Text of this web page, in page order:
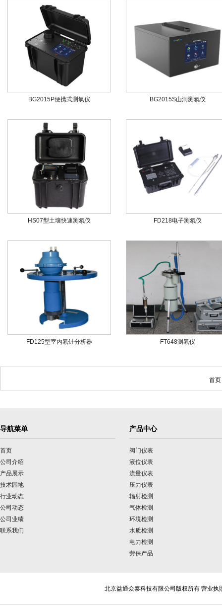
BG2015P便携式测氡仪 BG2015S山洞测氡仪
HS07型土壤快速测氡仪 FD218电子测氡仪
FD125型室内氡钍分析器 FT648测氡仪
首
导航菜单
首页
公司介绍
产品展示
技术园地
行业动态
公司动态
公司业绩
联系我们
产品中心
阀门仪表
液位仪表
流量仪表
压力仪表
辐射检测
气体检测
环境检测
水质检测
电力检测
劳保产品
北京益通众泰科技有限公司版权所有 营业执